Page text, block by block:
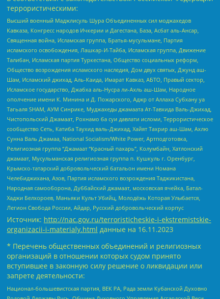
террористическими:
Высший военный Маджлисуль Шура Объединенных сил моджахедов
Кавказа, Конгресс народов Ичкерии и Дагестана, База, Асбат аль-Ансар,
Священная война, Исламская группа, Братья-мусульмане, Партия
исламского освобождения, Лашкар-И-Тайба, Исламская группа, Движение
Талибан, Исламская партия Туркестана, Общество социальных реформ,
Общество возрождения исламского наследия, Дом двух святых, Джунд аш-
Шам, Исламский джихад, Аль-Каида, Имарат Кавказ, АБТО, Правый сектор,
Исламское государство, Джабха аль-Нусра ли-Ахль аш-Шам, Народное
ополчение имени К. Минина и Д. Пожарского, Аджр от Аллаха Субхану уа
Тагьаля SHAM, АУМ Синрике, Муджахеды джамаата Ат-Тавхида Валь-Джихад,
Чистопольский Джамаат, Рохнамо ба суи давлати исломи, Террористическое
сообщество Сеть, Катиба Таухид валь-Джихад, Хайят Тахрир аш-Шам, Ахлю
Сунна Валь Джамаа, National Socialism/White Power, Артподготовка,
Религиозная группа “Джамаат “Красный пахарь”, Колумбайн, Хатлонский
джамаат, Мусульманская религиозная группа п. Кушкуль г. Оренбург,
Крымско-татарский добровольческий батальон имени Номана
Челебиджихана, Азов, Партия исламского возрождения Таджикистана,
Народная самооборона, Дуббайский джамаат, московская ячейка, Батал-
Хаджи Белхороев, Маньяки Культ Убийц, Молодёжь Которая Улыбается,
Легион Свобода России, Айдар, Русский добровольческий корпус
Источник: http://nac.gov.ru/terroristicheskie-i-ekstremistskie-
organizacii-i-materialy.html данные на 16.11.2023
* Перечень общественных объединений и религиозных
организаций в отношении которых судом принято
вступившее в законную силу решение о ликвидации или
запрете деятельности:
Национал-большевистская партия, ВЕК РА, Рада земли Кубанской Духовно